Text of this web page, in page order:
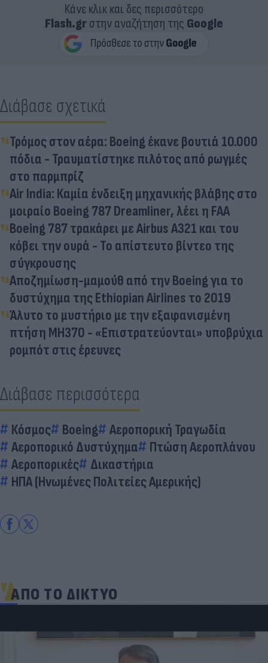
Κάνε κλικ και δες περισσότερο
Flash.grστην αναζήτηση της Google
Διάβασε σχετικά
Τρόμος στον αέρα: Boeing έκανε βουτιά 10.000
πόδια - Τραυματίστηκε πιλότος από ρωγμές
στο παρμπρίζ
Air India: Καμία ένδειξη μηχανικής βλάβης στο
μοιραίο Boeing 787 Dreamliner, λέει η FAA
Boeing 787 τρακάρει με Airbus A321 και του
κόβει την ουρά - Το απίστευτο βίντεο της
σύγκρουσης
Αποζημίωση-μαμούθ από την Boeing για το
δυστύχημα της Ethiopian Airlines το 2019
Άλυτο το μυστήριο με την εξαφανισμένη
πτήση MH370 - «Επιστρατεύονται» υποβρύχια
ρομπότ στις έρευνες
Διάβασε περισσότερα
Κόσμος Boeing
Αεροπορική Τραγωδία
Αεροπορικό Δυστύχημα
Πτώση Αεροπλάνου
Αεροπορικές
Δικαστήρια
ΗΠΑ (Ηνωμένες Πολιτείες Αμερικής)
ΑΠΟ ΤΟ ΔΙΚΤΥΟ